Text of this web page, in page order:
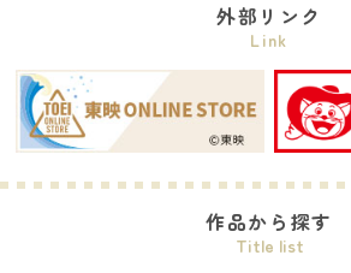
外部リンク
Link
作品から探す
Title list